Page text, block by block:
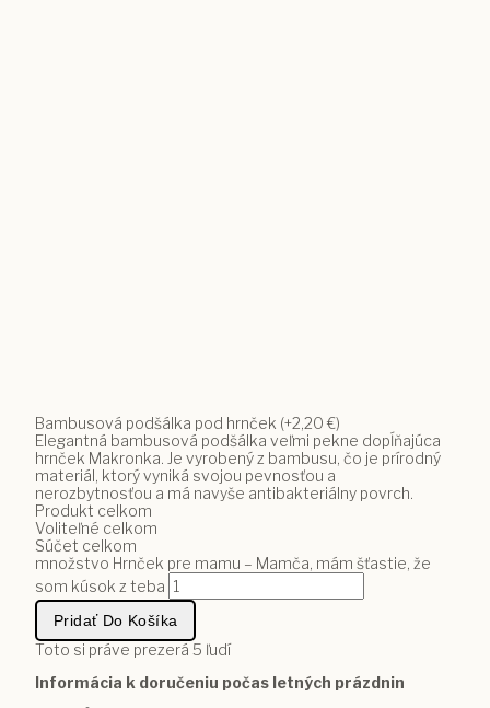
Bambusová podšálka pod hrnček (+2,20 €)
Elegantná bambusová podšálka veľmi pekne dopĺňajúca
hrnček Makronka. Je vyrobený z bambusu, čo je prírodný
materiál, ktorý vyniká svojou pevnosťou a
nerozbytnosťou a má navyše antibakteriálny povrch.
Produkt celkom
Voliteľné celkom
Súčet celkom
množstvo Hrnček pre mamu – Mamča, mám šťastie, že
som kúsok z teba
Pridať Do Košíka
Toto si práve prezerá 5 ľudí
Informácia k doručeniu počas letných prázdnin